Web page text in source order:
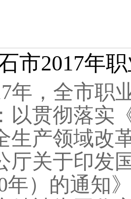
市2017年
年，全市职
以贯彻落实
生产领域改
厅关于印发
年）的通知